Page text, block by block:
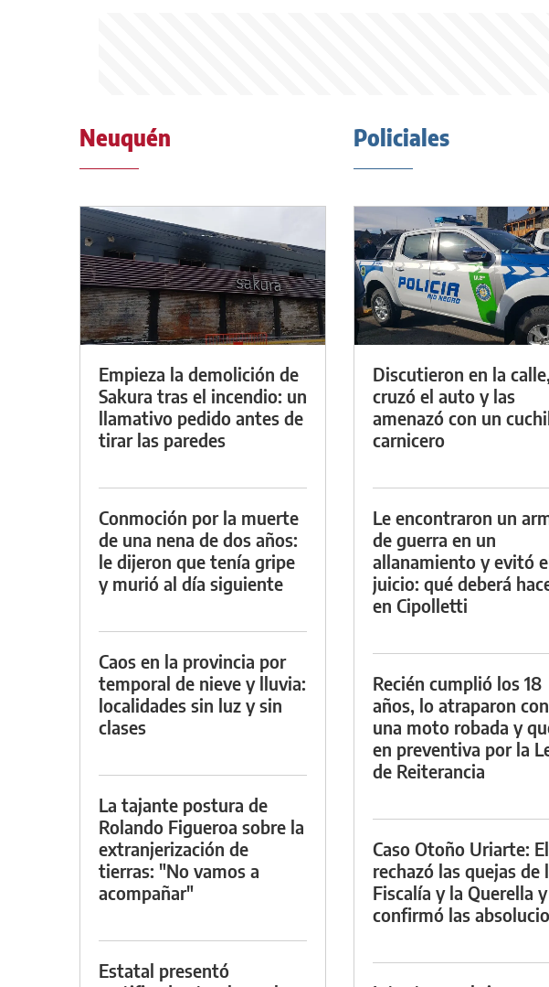
Neuquén
Empieza la demolición de
Sakura tras el incendio: un
llamativo pedido antes de
tirar las paredes
Conmoción por la muerte
de una nena de dos años:
le dijeron que tenía gripe
y murió al día siguiente
Caos en la provincia por
temporal de nieve y lluvia:
localidades sin luz y sin
clases
La tajante postura de
Rolando Figueroa sobre la
extranjerización de
tierras: "No vamos a
acompañar"
Estatal presentó
Policiales
Discutieron en la
cruzó el auto y las
amenazó con un
carnicero
Le encontraron un
de guerra en un
allanamiento y evitó
juicio: qué deberá
en Cipolletti
Recién cumplió los 18
años, lo atraparon con
una moto robada y
en preventiva por la
de Reiterancia
Caso Otoño Uriarte: El
rechazó las quejas de
Fiscalía y la Querella y
confirmó las